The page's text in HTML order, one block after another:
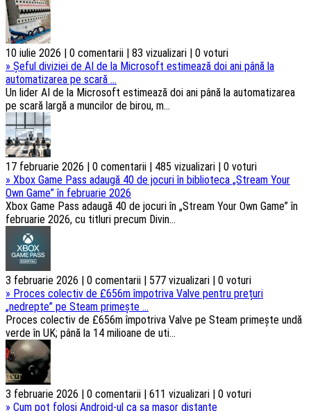
10 iulie 2026 | 0 comentarii | 83 vizualizari | 0 voturi
» Șeful diviziei de AI de la Microsoft estimează doi ani până la
automatizarea pe scară ...
Un lider AI de la Microsoft estimează doi ani până la automatizarea
pe scară largă a muncilor de birou, m...
17 februarie 2026 | 0 comentarii | 485 vizualizari | 0 voturi
» Xbox Game Pass adaugă 40 de jocuri în biblioteca „Stream Your
Own Game” în februarie 2026
Xbox Game Pass adaugă 40 de jocuri în „Stream Your Own Game” în
februarie 2026, cu titluri precum Divin...
3 februarie 2026 | 0 comentarii | 577 vizualizari | 0 voturi
» Proces colectiv de £656m împotriva Valve pentru prețuri
„nedrepte” pe Steam primește ...
Proces colectiv de £656m împotriva Valve pe Steam primește undă
verde în UK; până la 14 milioane de uti...
3 februarie 2026 | 0 comentarii | 611 vizualizari | 0 voturi
» Cum pot folosi Android-ul ca sa masor distante